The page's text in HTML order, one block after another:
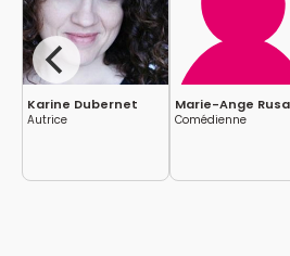
Karine Dubernet
Autrice
Marie-Ange
Comédienne